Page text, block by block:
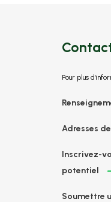
Pour plus
Adresses
Inscrivez-
potentiel
Soumettre